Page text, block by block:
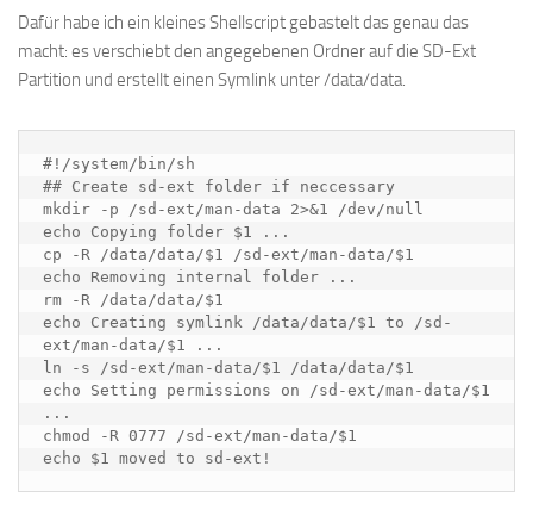
Dafür habe ich ein kleines Shellscript gebastelt das genau das
macht: es verschiebt den angegebenen Ordner auf die SD-Ext
Partition und erstellt einen Symlink unter /data/data.
#!/system/bin/sh
## Create sd-ext folder if neccessary
mkdir -p /sd-ext/man-data 2>&1 /dev/null
echo Copying folder $1 ...
cp -R /data/data/$1 /sd-ext/man-data/$1
echo Removing internal folder ...
rm -R /data/data/$1
echo Creating symlink /data/data/$1 to /sd-
ext/man-data/$1 ...
ln -s /sd-ext/man-data/$1 /data/data/$1
echo Setting permissions on /sd-ext/man-data/$1
...
chmod -R 0777 /sd-ext/man-data/$1
echo $1 moved to sd-ext!